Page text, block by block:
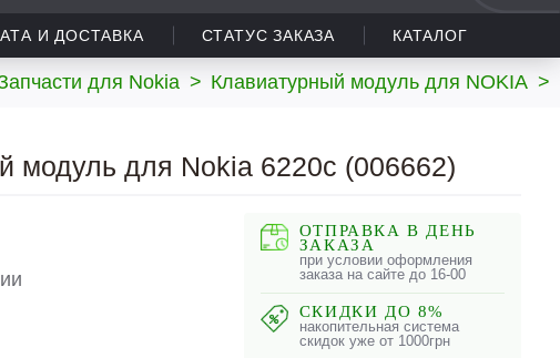
И ДОСТАВКА СТАТУС ЗАКАЗА КАТАЛОГ
для Nokia > Клавиатурный модуль для NOKIA >
модуль для Nokia 6220c (006662)
ОТПРАВКА В ДЕНЬ
ЗАКАЗА
при условии оформления
заказа на сайте до 16-00
СКИДКИ ДО 8%
накопительная система
скидок уже от 1000грн